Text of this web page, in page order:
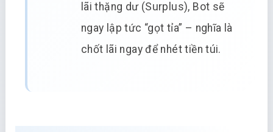
lãi thặng dư (Surplus), Bot sẽ
ngay lập tức “gọt tỉa” – nghĩa là
chốt lãi ngay để nhét tiền túi.